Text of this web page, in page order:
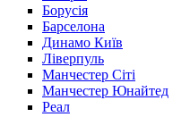
Борусія
Барселона
Динамо Київ
Ліверпуль
Манчестер Сіті
Манчестер Юнайтед
Реал